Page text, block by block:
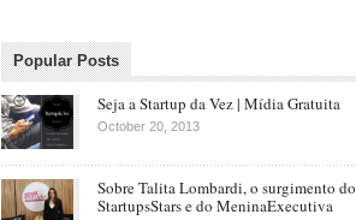
Popular Posts
Seja a Startup da Vez | Mídia Gratuita
October 20, 2013
Sobre Talita Lombardi, o surgimento do
StartupsStars e do MeninaExecutiva